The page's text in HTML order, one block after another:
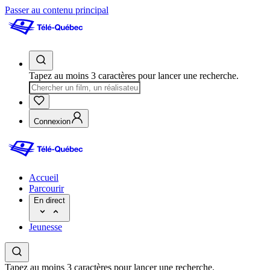
Passer au contenu principal
Tapez au moins 3 caractères pour lancer une recherche.
Connexion
Accueil
Parcourir
En direct
Jeunesse
Tapez au moins 3 caractères pour lancer une recherche.